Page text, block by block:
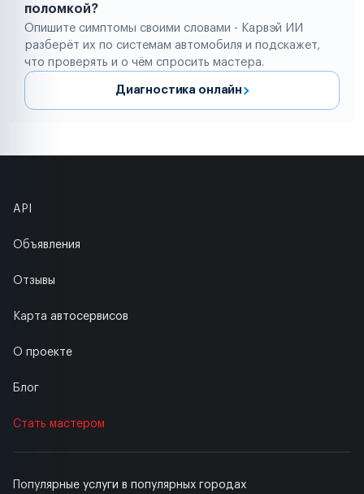
поломкой?
Опишите симптомы своими словами - Карвэй ИИ
разберёт их по системам автомобиля и подскажет,
что проверять и о чём спросить мастера.
Диагностика онлайн
Популярные услуги в популярных городах
API
Объявления
Отзывы
Карта автосервисов
О проекте
Блог
Стать мастером